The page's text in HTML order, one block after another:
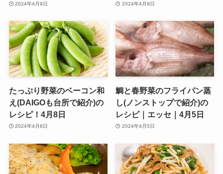
2024年4月9日 2024年4月9日
たっぷり野菜のベーコン和
え(DAIGOも台所で紹介)の
レシピ！4月8日
2024年4月8日
鯛と春野菜のフライパン蒸
し(ノンストップで紹介)の
レシピ｜エッセ｜4月5日
2024年4月5日